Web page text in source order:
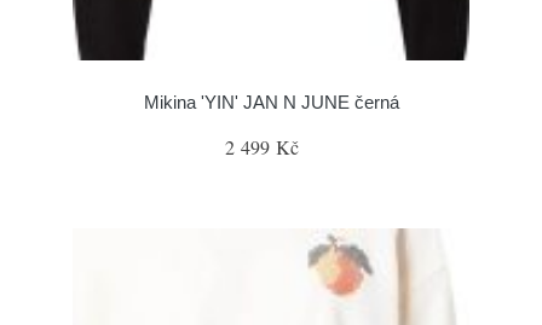
Mikina 'YIN' JAN N JUNE černá
2 499 Kč